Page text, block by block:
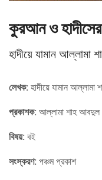
কুরআন ও
হাদীয়ে যামান আল্লামা
লেখক: হাদীয়ে যামান আল্লামা
প্রকাশক: আল্লামা শাহ আবদুল
বিষয়: বই
সংস্করণ: পঞ্চম প্রকাশ